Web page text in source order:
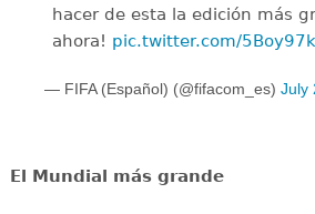
hacer de esta la edición más
ahora! pic.twitter.com/
— FIFA (Español) (@fifacom_es) July
El Mundial más grande